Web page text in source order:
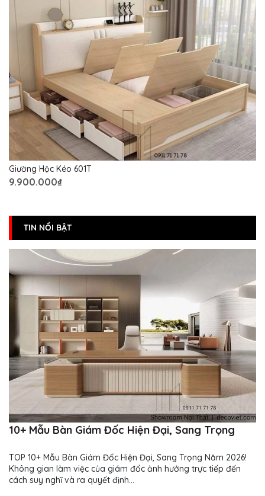
Giường Hộc Kéo 601T
9.900.000₫
TIN NỔI BẬT
10+ Mẫu Bàn Giám Đốc Hiện Đại, Sang Trọng
TOP 10+ Mẫu Bàn Giám Đốc Hiện Đại, Sang Trọng Năm 2026!
Không gian làm việc của giám đốc ảnh hưởng trực tiếp đến
cách suy nghĩ và ra quyết định...